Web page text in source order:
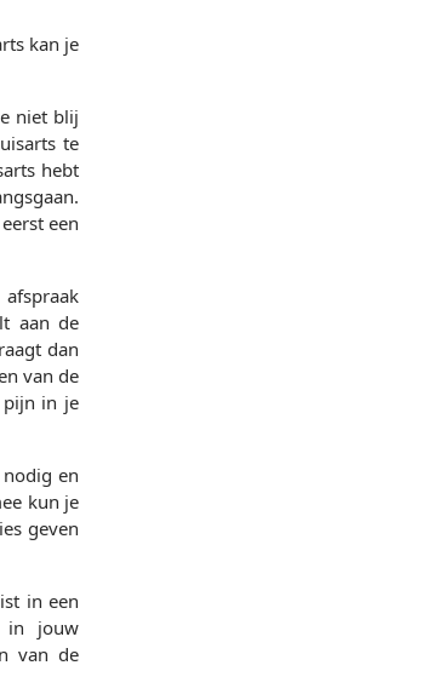
kan je
niet blij
te
hebt
een
aan de
dan
van de
pijn in je
en
kun je
geven
in een
in jouw
van de